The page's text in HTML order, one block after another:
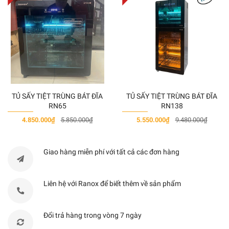
ĐẶC ĐIỂM CHI TIẾT
Chế độ rửa AquaSensor hiện đại, thông minh, cảm biến
TỦ SẤY TIỆT TRÙNG BÁT ĐĨA
RN65
4.850.000₫ 5.850.000₫
TỦ SẤY TIỆT TRÙNG BÁT ĐĨA
RN138
5.550.000₫ 9.480.000₫
Giao hàng miễn phí với tất cả các đơn hàng
Liên hệ với Ranox để biết thêm về sản phẩm
Đổi trả hàng trong vòng 7 ngày